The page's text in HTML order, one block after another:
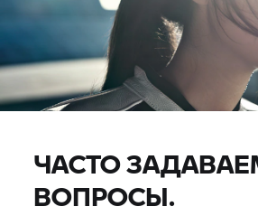
ЧАСТО
ВОПРОСЫ.